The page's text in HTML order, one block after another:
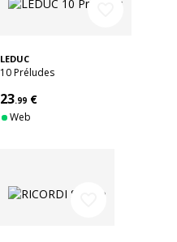
LEDUC
10 Préludes
23.99 €
Web